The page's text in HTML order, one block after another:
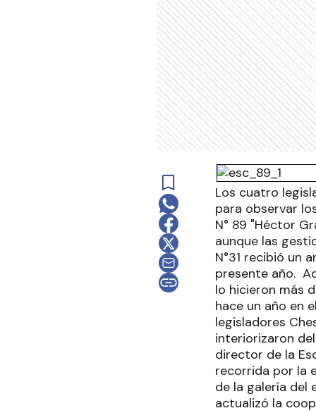
Los cuatro
para observar
N° 89 "Héctor
aunque las
N°31 recibió un
presente año.
lo hicieron más
hace un año en
legisladores
interiorizaron
director de la
recorrida por la
de la galería del
actualizó la